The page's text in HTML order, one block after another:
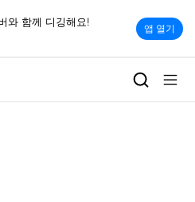
와 함께 디깅해요!
앱 열기